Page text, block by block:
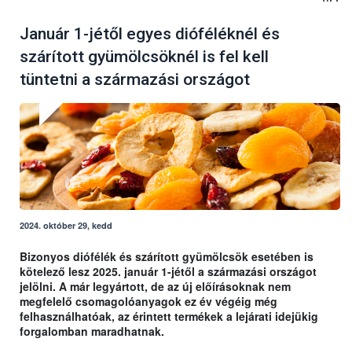
Január 1-jétől egyes dióféléknél és
szárított gyümölcsöknél is fel kell
tüntetni a származási országot
2024. október 29, kedd
Bizonyos diófélék és szárított gyümölcsök esetében is
kötelező lesz 2025. január 1-jétől a származási országot
jelölni. A már legyártott, de az új előírásoknak nem
megfelelő csomagolóanyagok ez év végéig még
felhasználhatóak, az érintett termékek a lejárati idejükig
forgalomban maradhatnak.